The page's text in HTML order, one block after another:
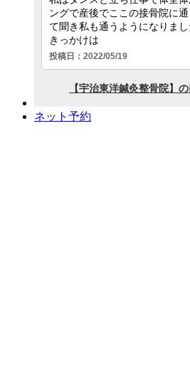
ネット予約